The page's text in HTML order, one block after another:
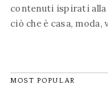
contenuti ispirati
ciò che è casa,
MOST POPULAR